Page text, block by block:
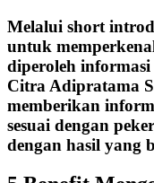
Melalui short
untuk
diperoleh informasi
Citra Adipratama
memberikan
sesuai dengan
dengan hasil yang